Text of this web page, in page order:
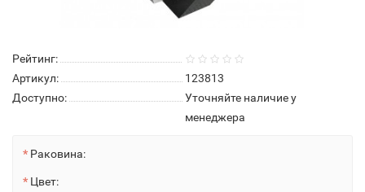
Рейтинг:
Артикул:
123813
Доступно:
Уточняйте наличие у
менеджера
Раковина:
Цвет: